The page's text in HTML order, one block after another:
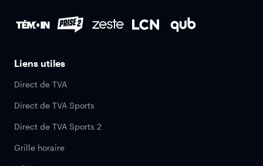
Liens utiles
Direct de TVA
Direct de TVA Sports
Direct de TVA Sports 2
Grille horaire